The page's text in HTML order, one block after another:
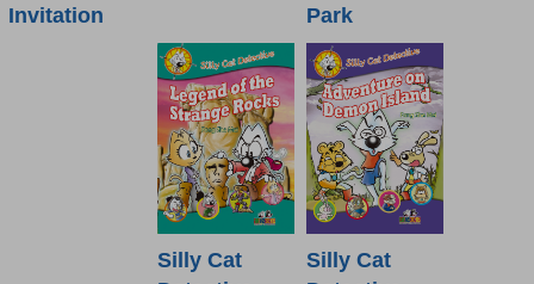
Invitation
Park
Silly Cat
Silly Cat